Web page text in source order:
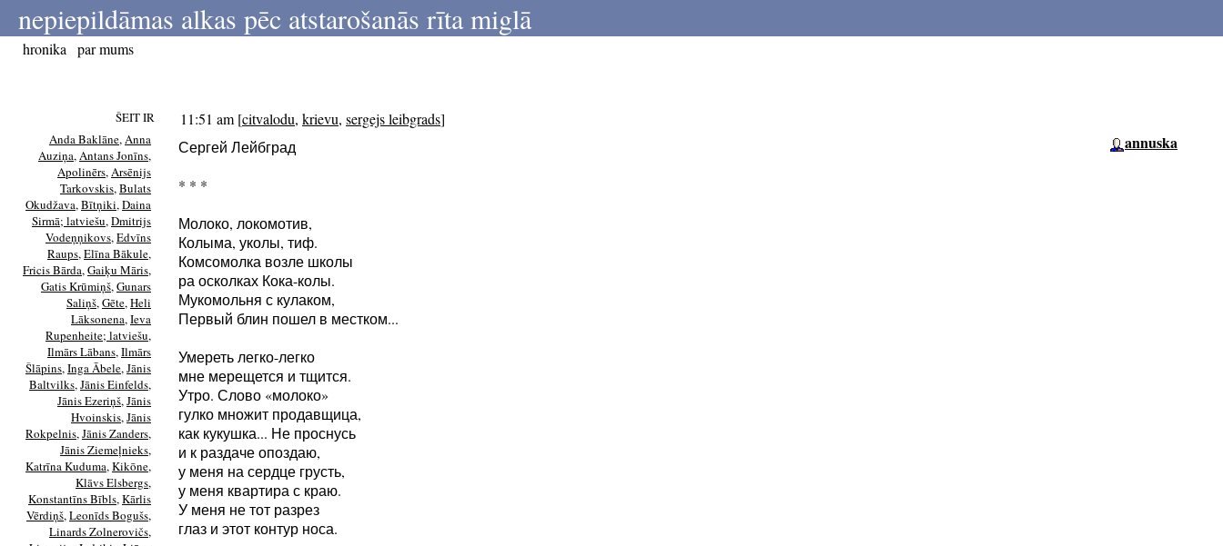
nepiepildāmas alkas pēc atstarošanās rīta miglā
hronika par mums
ŠEIT IR
Anda Baklāne,Anna
Auziņa,Antans Jonīns,
Apolinērs,Arsēnijs
Tarkovskis,Bulats
Okudžava,Bītņiki,Daina
Sirmā; latviešu,Dmitrijs
Vodeņņikovs,Edvīns
Raups,Elīna Bākule,
Fricis Bārda,Gaiķu Māris,
Gatis Krūmiņš,Gunars
Saliņš,Gēte,Heli
Lāksonena,Ieva
Rupenheite; latviešu,
Ilmārs Lābans,Ilmārs
Šlāpins,Inga Ābele,Jānis
Baltvilks,Jānis Einfelds,
Jānis Ezeriņš,Jānis
Hvoinskis,Jānis
Rokpelnis,Jānis Zanders,
Jānis Ziemeļnieks,
Katrīna Kuduma,Kikōne,
Klāvs Elsbergs,
Konstantīns Bībls,Kārlis
Vērdiņš,Leonīds Bogušs,
Linards Zolnerovičs,
11:51 am [citvalodu, krievu, sergejs leibgrads]
Сергей Лейбград
* * *
Молоко, локомотив,
Колыма, уколы, тиф.
Комсомолка возле школы
ра осколках Кока-колы.
Мукомольня с кулаком,
Первый блин пошел в местком...
Умереть легко-легко
мне мерещется и тщится.
Утро. Слово «молоко»
гулко множит продавщица,
как кукушка... Не проснусь
и к раздаче опоздаю,
у меня на сердце грусть,
у меня квартира с краю.
У меня не тот разрез
глаз и этот контур носа.
annuska